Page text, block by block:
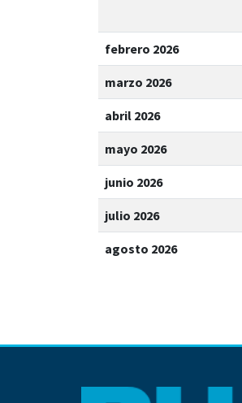
febrero 2026
marzo 2026
abril 2026
mayo 2026
junio 2026
julio 2026
agosto 2026